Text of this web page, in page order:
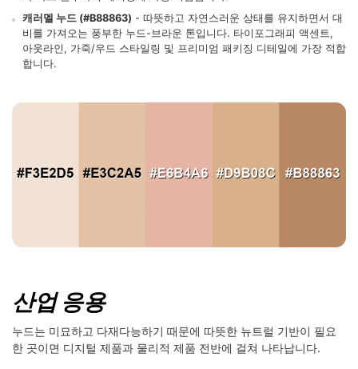
캐러멜 누드 (#B88863) - 따뜻하고 자연스러운 상태를 유지하면서 대
비를 가져오는 풍부한 누드-브라운 톤입니다. 타이포그래피 액센트,
아웃라인, 가죽/우드 스타일링 및 프리미엄 패키징 디테일에 가장 적합
합니다.
산업 응용
누드는 미묘하고 다재다능하기 때문에 따뜻한 뉴트럴 기반이 필요
한 곳이면 디지털 제품과 물리적 제품 전반에 걸쳐 나타납니다.